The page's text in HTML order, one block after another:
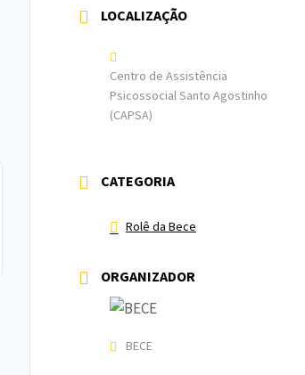
LOCALIZAÇÃO
Centro de Assistência
Psicossocial Santo Agostinho
(CAPSA)
CATEGORIA
Rolê da Bece
ORGANIZADOR
BECE